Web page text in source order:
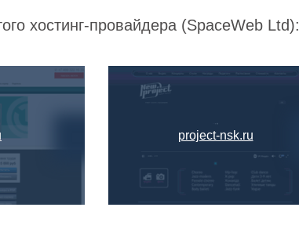
хостинг-провайдера (SpaceWeb Ltd):
project-nsk.ru